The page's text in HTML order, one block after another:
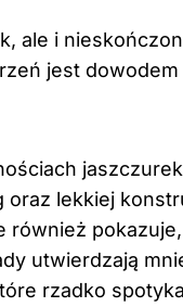
ale i
jest
lekkiej
również
utwierdzają
rzadko